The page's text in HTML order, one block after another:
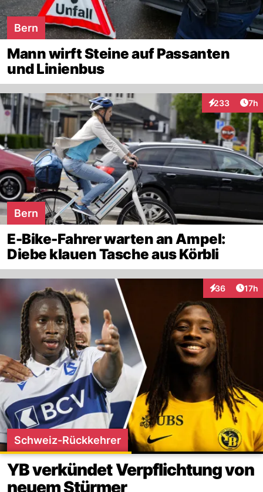
Bern
Mann wirft Steine auf Passanten
und Linienbus
233
Interaktionen
7h
Bern
E-Bike-Fahrer warten an Ampel:
Diebe klauen Tasche aus Körbli
36
Interaktionen
17h
Schweiz-Rückkehrer
YB verkündet Verpflichtung von
neuem Stürmer